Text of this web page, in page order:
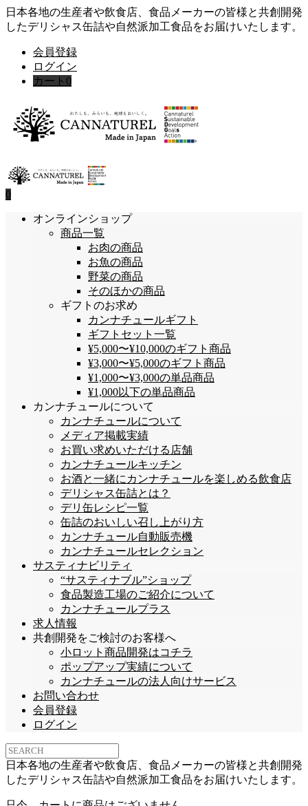
日本各地の生産者や飲食店、食品メーカーの皆様と共創開発
したデリシャス缶詰や自然派加工食品をお届けいたします。
会員登録
ログイン
カート 0
0
オンラインショップ
商品一覧
お肉の商品
お魚の商品
野菜の商品
そのほかの商品
ギフトのお求め
カンナチュールギフト
ギフトセット一覧
¥5,000〜¥10,000のギフト商品
¥3,000〜¥5,000のギフト商品
¥1,000〜¥3,000の単品商品
¥1,000以下の単品商品
カンナチュールについて
カンナチュールについて
メディア掲載実績
お買い求めいただける店舗
カンナチュールキッチン
お酒と一緒にカンナチュールを楽しめる飲食店
デリシャス缶詰とは？
デリ缶レシピ一覧
缶詰のおいしい召し上がり方
カンナチュール自動販売機
カンナチュールセレクション
サスティナビリティ
“サスティナブル”ショップ
食品製造工場のご紹介について
カンナチュールプラス
求人情報
共創開発をご検討のお客様へ
小ロット商品開発はコチラ
ポップアップ実績について
カンナチュールの法人向けサービス
お問い合わせ
会員登録
ログイン
日本各地の生産者や飲食店、食品メーカーの皆様と共創開発
したデリシャス缶詰や自然派加工食品をお届けいたします。